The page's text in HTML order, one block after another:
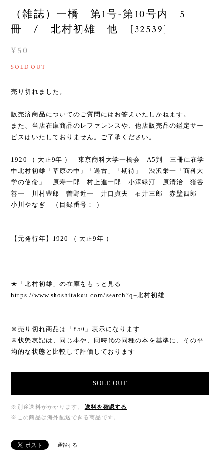
（雑誌）一橋 第1号-第10号内 5
冊 / 北村初雄 他 [32539]
¥50
SOLD OUT
売り切れました。
販売済商品についてのご質問にはお答えいたしかねます。
また、当店在庫商品のレファレンスや、他店販売品の鑑定サー
ビスはいたしておりません。ご了承ください。
1920 （ 大正9年 ） 東京商科大学一橋会 A5判 三冊に在学
中北村初雄「草原の中」「過古」「期待」 渋沢栄一「商科大
学の使命」 原寿一郎 村上進一郎 小澤緑汀 原清治 猪谷
善一 川村豊郎 曽野近一 井口貞夫 石井三郎 赤壁四郎
小川やなぎ （目録番号：-）
【元発行年】1920 （ 大正9年 ）
★「北村初雄」の在庫をもっと見る
https://www.shoshitakou.com/search?q=北村初雄
※売り切れ商品は「¥50」表示になります
※状態表記は、同じ本や、同時代の同種の本を基準に、その平
均的な状態と比較して評価しております
SOLD OUT
※別途送料がかかります。
送料を確認する
※この商品は海外配送できる商品です。
通報する